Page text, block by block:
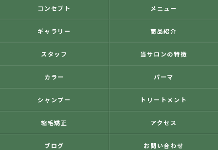
コンセプト メニュー
ギャラリー 商品紹介
スタッフ 当サロンの特徴
カラー パーマ
シャンプー トリートメント
縮毛矯正 アクセス
ブログ お問い合わせ